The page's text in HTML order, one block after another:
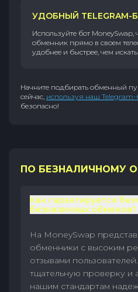
УДОБНЫЙ TELEGRAM-
Используйте бот
обменник прямо в своем
удобнее и быстрее, чем искать
Начните подбирать обменный
сейчас, используя наш Telegram-
безопасно!
ПО БЕЗНАЛИЧНОМУ
Как гарантируется
безналичных обменов?
На MoneySwap
обменники с высоким
отзывами
тщательную проверку и
нашим стандартам